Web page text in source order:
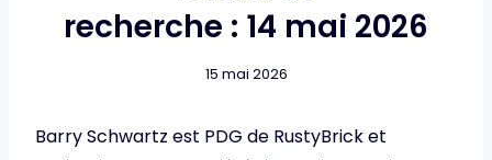
recherche : 14 mai 2026
15 mai 2026
Barry Schwartz est PDG de RustyBrick et